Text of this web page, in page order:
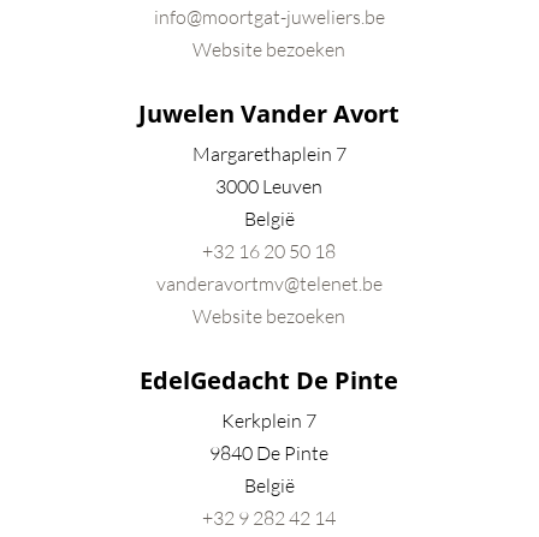
info@moortgat-juweliers.be
Website bezoeken
Juwelen Vander Avort
Margarethaplein 7
3000 Leuven
België
+32 16 20 50 18
vanderavortmv@telenet.be
Website bezoeken
EdelGedacht De Pinte
Kerkplein 7
9840 De Pinte
België
+32 9 282 42 14